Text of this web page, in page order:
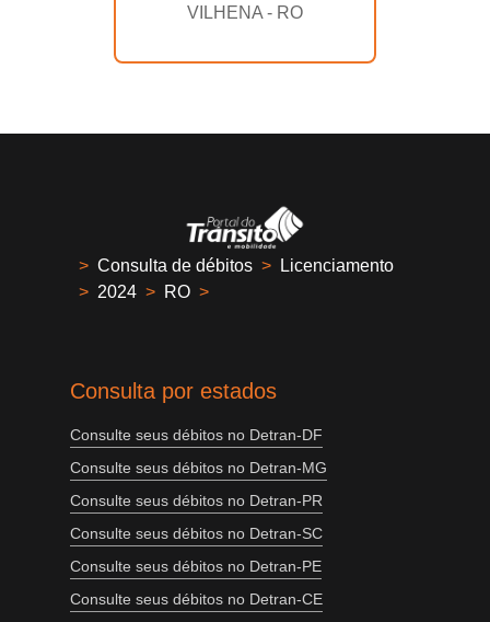
VILHENA - RO
> Consulta de débitos > Licenciamento
> 2024 > RO >
Consulta por estados
Consulte seus débitos no Detran-DF
Consulte seus débitos no Detran-MG
Consulte seus débitos no Detran-PR
Consulte seus débitos no Detran-SC
Consulte seus débitos no Detran-PE
Consulte seus débitos no Detran-CE